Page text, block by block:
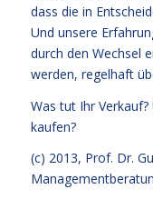
dass die in
Und unsere
durch den Wechsel
werden, regelhaft
Was tut Ihr
kaufen?
(c) 2013, Prof. Dr.